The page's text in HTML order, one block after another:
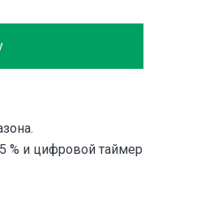
% и цифровой таймер